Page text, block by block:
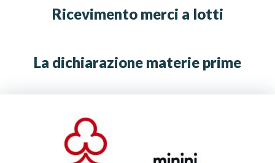
Ricevimento merci a lotti
La dichiarazione materie prime